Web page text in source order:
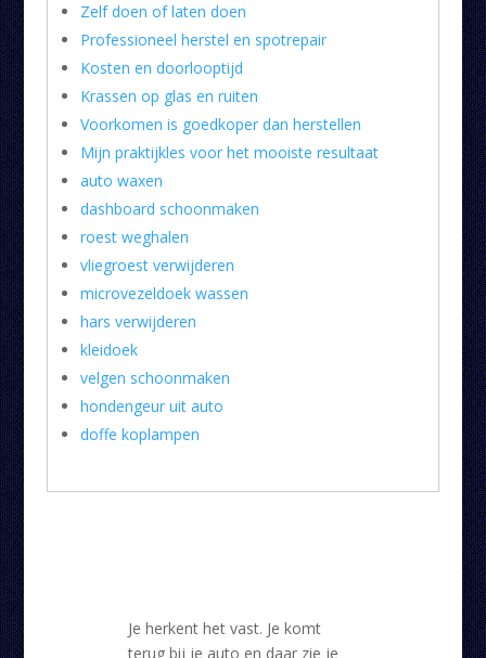
Zelf doen of laten doen
Professioneel herstel en spotrepair
Kosten en doorlooptijd
Krassen op glas en ruiten
Voorkomen is goedkoper dan herstellen
Mijn praktijkles voor het mooiste resultaat
auto waxen
dashboard schoonmaken
roest weghalen
vliegroest verwijderen
microvezeldoek wassen
hars verwijderen
kleidoek
velgen schoonmaken
hondengeur uit auto
doffe koplampen
Je herkent het vast. Je komt
terug bij je auto en daar zie je